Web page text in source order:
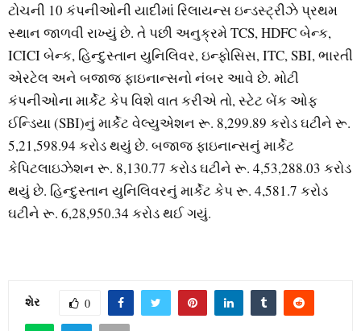
ટોચની 10 કંપનીઓની યાદીમાં રિલાયન્સ ઇન્ડસ્ટ્રીઝે પ્રથમ
સ્થાન જાળવી રાખ્યું છે. તે પછી અનુક્રમે TCS, HDFC બેન્ક,
ICICI બેન્ક, હિન્દુસ્તાન યુનિલિવર, ઇન્ફોસિસ, ITC, SBI, ભારતી
એરટેલ અને બજાજ ફાઇનાન્સનો નંબર આવે છે. મોટી
કંપનીઓના માર્કેટ કેપ વિશે વાત કરીએ તો, સ્ટેટ બેંક ઓફ
ઈન્ડિયા (SBI)નું માર્કેટ વેલ્યુએશન રૂ. 8,299.89 કરોડ ઘટીને રૂ.
5,21,598.94 કરોડ થયું છે. બજાજ ફાઇનાન્સનું માર્કેટ
કેપિટલાઇઝેશન રૂ. 8,130.77 કરોડ ઘટીને રૂ. 4,53,288.03 કરોડ
થયું છે. હિન્દુસ્તાન યુનિલિવરનું માર્કેટ કેપ રૂ. 4,581.7 કરોડ
ઘટીને રૂ. 6,28,950.34 કરોડ થઈ ગયું.
શેર 0